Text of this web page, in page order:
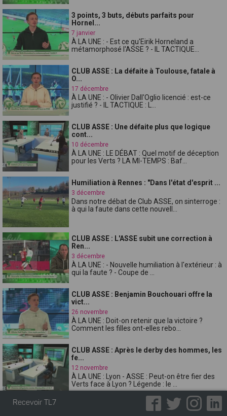
3 points, 3 buts, débuts parfaits pour
Hornel...
7 janvier
À LA UNE : - Est ce qu'Eirik Horneland a
métamorphosé l'ASSE ? - IL TACTIQUE...
CLUB ASSE : La défaite à Toulouse, fatale à
O...
17 décembre
À LA UNE : - Olivier Dall'Oglio licencié : est-ce
justifié ? - IL TACTIQUE : L...
CLUB ASSE : Une défaite plus que logique
cont...
10 décembre
À LA UNE : LE DÉBAT : Quel motif de déception
pour les Verts ? LA MI-TEMPS : Baf...
Humiliation à Rennes : "Dans l'état d'esprit ...
3 décembre
Dans notre débat de Club ASSE, on sinterroge :
à qui la faute dans cette nouvell...
CLUB ASSE : L'ASSE subit une correction à
Ren...
3 décembre
À LA UNE : - Nouvelle humiliation à l'extérieur : à
qui la faute ? - Coupe de ...
CLUB ASSE : Benjamin Bouchouari offre la
vict...
26 novembre
À LA UNE : Doit-on retenir que la victoire ?
Comment les filles ont-elles rebo...
CLUB ASSE : Après le derby des hommes, les
fe...
12 novembre
À LA UNE : Lyon - ASSE : Peut-on être fier des
Verts face à Lyon ? Légende : le ...
CLUB ASSE : Victoire contre Strasbourg, à
Recevoir TL7